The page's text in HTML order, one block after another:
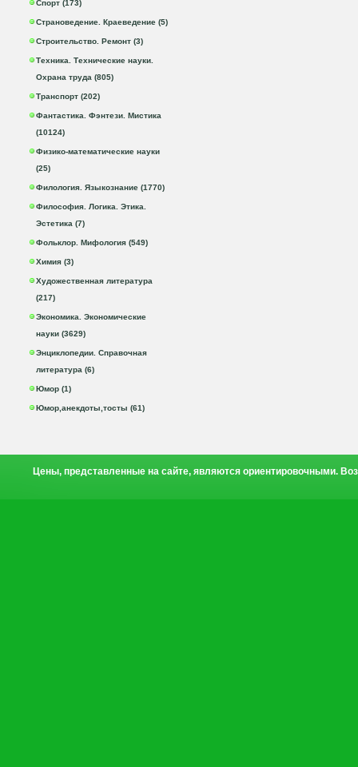
Спорт (173)
Страноведение. Краеведение (5)
Строительство. Ремонт (3)
Техника. Технические науки.
Охрана труда (805)
Транспорт (202)
Фантастика. Фэнтези. Мистика
(10124)
Физико-математические науки
(25)
Филология. Языкознание (1770)
Философия. Логика. Этика.
Эстетика (7)
Фольклор. Мифология (549)
Химия (3)
Художественная литература
(217)
Экономика. Экономические
науки (3629)
Энциклопедии. Справочная
литература (6)
Юмор (1)
Юмор,анекдоты,тосты (61)
Цены, представленные на сайте, являются ориентировочными.